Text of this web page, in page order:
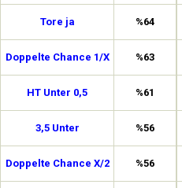
Tore ja %64
Doppelte Chance 1/X %63
HT Unter 0,5 %61
3,5 Unter %56
Doppelte Chance X/2 %56